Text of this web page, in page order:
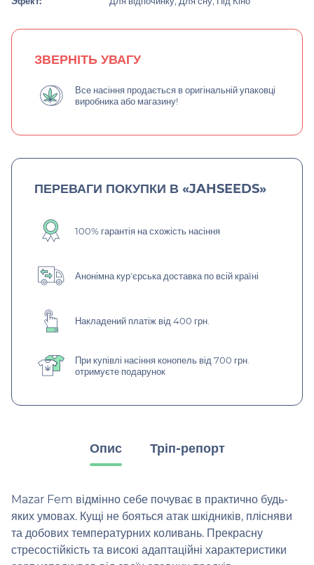
ЗВЕРНІТЬ УВАГУ
Все насіння продається в оригінальній упаковці
виробника або магазину!
ПЕРЕВАГИ ПОКУПКИ В «JAHSEEDS»
100% гарантія на схожість насіння
Анонімна кур'єрська доставка по всій країні
Накладений платіж від 400 грн.
При купівлі насіння конопель від 700 грн.
отримуєте подарунок
Опис Тріп-репорт
Mazar Fem відмінно себе почуває в практично будь-
яких умовах. Кущі не бояться атак шкідників, плісняви ​​
та добових температурних коливань. Прекрасну
стресостійкість та високі адаптаційні характеристики